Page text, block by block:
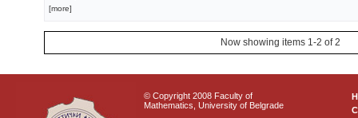
[more]
Now showing items 1-2 of 2
© Copyright 2008 Faculty of
Mathematics, University of Belgrade